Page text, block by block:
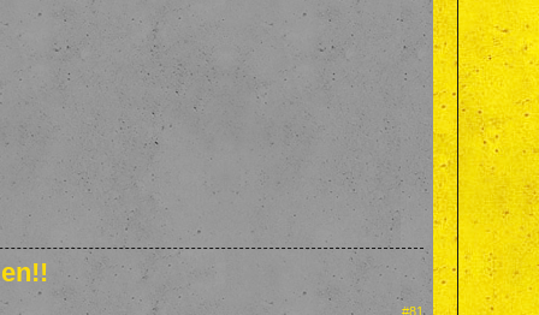
#81